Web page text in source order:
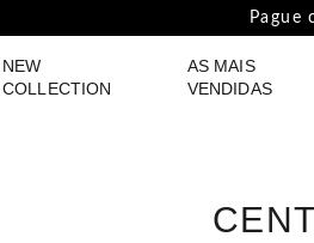
Pague
NEW
COLLECTION
AS MAIS
VENDIDAS